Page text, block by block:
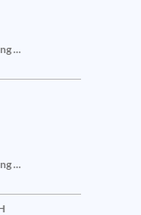
...
...